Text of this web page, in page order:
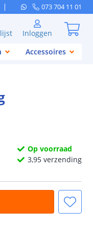
073 704 11 01
Inloggen
Accessoires
Op voorraad
3,95 verzending